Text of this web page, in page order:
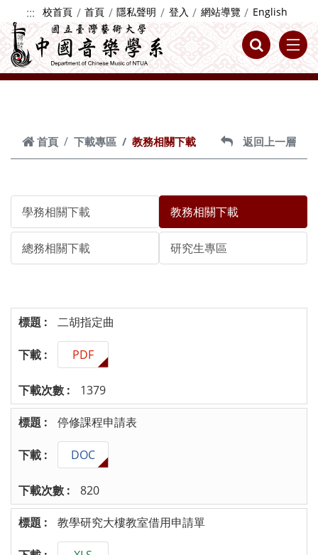
跳到主要內容
::: 校首頁 首頁 隱私聲明 登入 網站導覽 English
首頁 下載專區 教務相關下載 返回上一層
學務相關下載 教務相關下載
總務相關下載 研究生專區
二胡指定曲
PDF
1379
停修課程申請表
DOC
820
教學研究大樓教室借用申請單